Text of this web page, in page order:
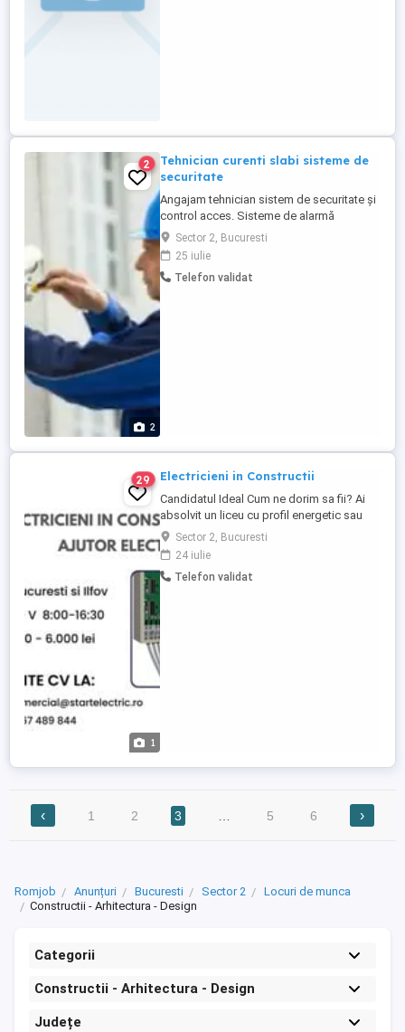
2
2
Tehnician curenti slabi sisteme de
securitate
Angajam tehnician sistem de securitate și
control acces. Sisteme de alarmă
hikvision paradox ajax dsc etc Sisteme de
control acces automatizări porți , bariere
automate , interfoane video Posesor
permis cat B Experiență în domeniu
Sector 2, Bucuresti
25 iulie
Telefon validat
1
29 Electricieni in Constructii
Candidatul Ideal Cum ne dorim sa fii? Ai
absolvit un liceu cu profil energetic sau
scoala de maistri (calificare de electrician
sau maistru electrician) sau ai facut
cursuri de pregatire in domeniul electric; Ai
experienta ca electrician (autorizatia ANRE
Sector 2, Bucuresti
24 iulie
Telefon validat
‹ 1 2 3 5 6 ›
Romjob Anunțuri Bucuresti Sector 2
Locuri de munca
Constructii - Arhitectura - Design
Categorii
Constructii - Arhitectura - Design
Județe